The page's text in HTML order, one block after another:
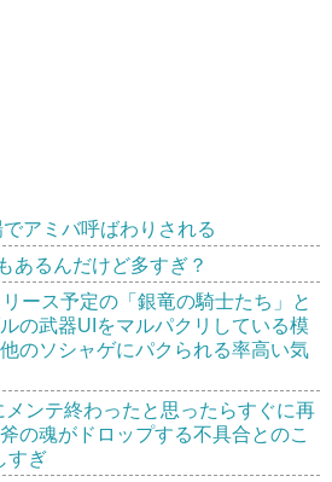
でアミバ呼ばわりされる
あるんだけど多すぎ？
リース予定の「銀竜の騎士たち」と
の武器UIをマルパクリしている模
のソシャゲにパクられる率高い気
メンテ終わったと思ったらすぐに再
の魂がドロップする不具合とのこ
すぎ